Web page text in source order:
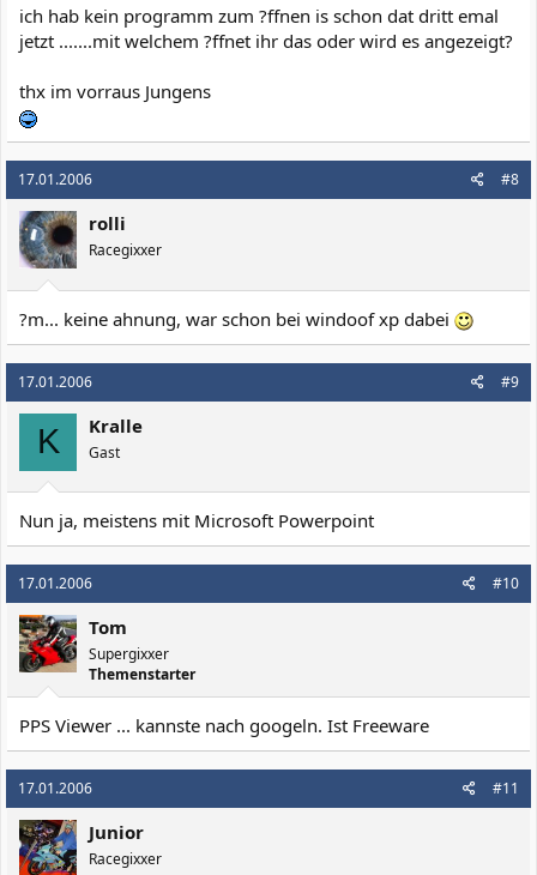
ich hab kein programm zum ?ffnen is schon dat dritt emal
jetzt .......mit welchem ?ffnet ihr das oder wird es angezeigt?
thx im vorraus Jungens
17.01.2006 #8
rolli
Racegixxer
?m... keine ahnung, war schon bei windoof xp dabei
17.01.2006 #9
K Kralle
Gast
Nun ja, meistens mit Microsoft Powerpoint
17.01.2006 #10
Tom
Supergixxer
Themenstarter
PPS Viewer ... kannste nach googeln. Ist Freeware
17.01.2006 #11
Junior
Racegixxer